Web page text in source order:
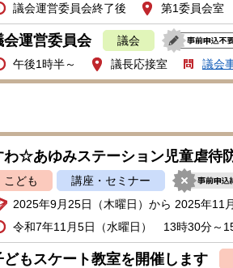
議会運営委員会終了後
第1委員会室
会運営委員会
議会
午後1時半～
議長応接室 議会
わ☆あゆみステーション児童虐待
こども
講座・セミナー
2025年9月25日（木曜日）から 2025年11
令和7年11月5日（水曜日） 13時30分～
どもスケート教室を開催します